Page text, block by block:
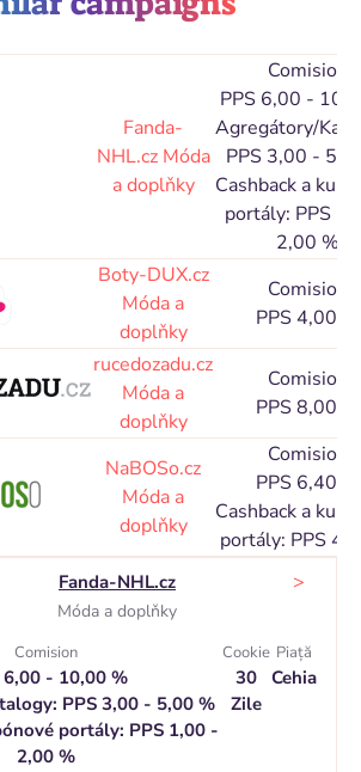
Fanda-
NHL.cz Móda
a doplňky
Comision
PPS 6,00 -
Agregátory/
PPS 3,00 -
Cashback a
portály: PPS
2,00 %
Boty-DUX.cz
Móda a
doplňky
Comision
PPS 4,00 %
rucedozadu.cz
Móda a
doplňky
Comision
PPS 8,00 %
NaBOSo.cz
Móda a
doplňky
Comision
PPS 6,40 %
Cashback a
portály: PPS
Fanda-NHL.cz
Móda a doplňky
>
Comision
6,00 - 10,00 %
PPS 3,00 - 5,00 %
portály: PPS 1,00 -
2,00 %
Cookie
30
Zile
Piaţă
Cehia